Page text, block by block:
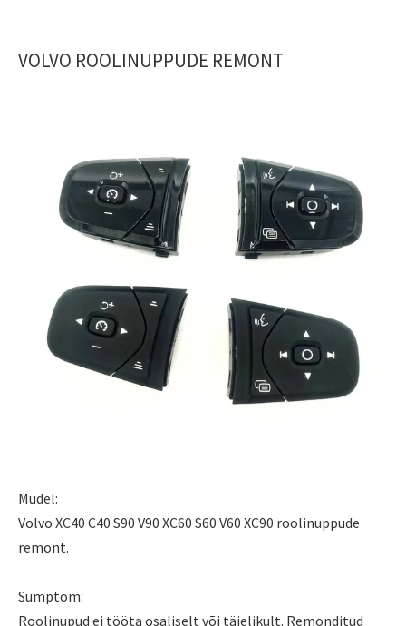
VOLVO ROOLINUPPUDE REMONT
Mudel:
Volvo XC40 C40 S90 V90 XC60 S60 V60 XC90 roolinuppude
remont.
Sümptom:
Roolinupud ei tööta osaliselt või täielikult. Remonditud